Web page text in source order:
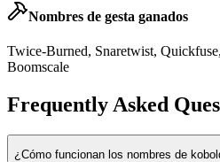
Nombres de gesta ganados
Twice-Burned, Snaretwist,
Boomscale
Frequently Asked
¿Cómo funcionan los nombres de